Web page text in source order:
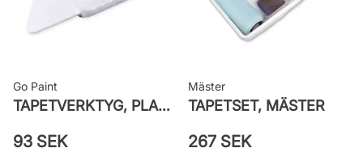
Go Paint
TAPETVERKTYG, PLAST GO PAINT
93 SEK
Mäster
TAPETSET, MÄSTER
267 SEK